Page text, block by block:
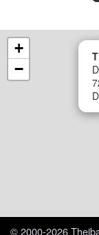
+
−
© 2000-2026